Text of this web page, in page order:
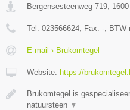
Bergensesteenweg 719 1600
Tel: 023566624 , Fax: - ,
E-mail › Brukomtegel
Website: https://
Brukomtegel is
natuursteen ▼